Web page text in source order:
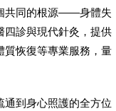
共同的根源——身體失
四診與現代針灸，提供
質恢復等專業服務，量
到身心照護的全方位